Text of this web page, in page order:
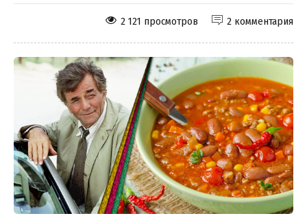
2 комментария
2 121 просмотров